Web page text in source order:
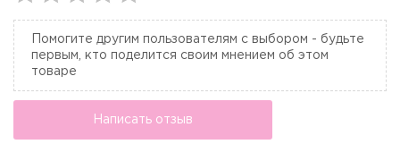
Помогите другим пользователям с выбором - будьте
первым, кто поделится своим мнением об этом
товаре
Написать отзыв